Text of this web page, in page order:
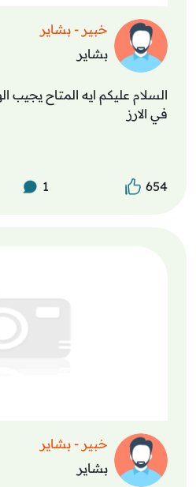
خبير - بشاير
بشاير
السلام عليكم ايه المتاح يجيب
في الارز
654
1
خبير - بشاير
بشاير